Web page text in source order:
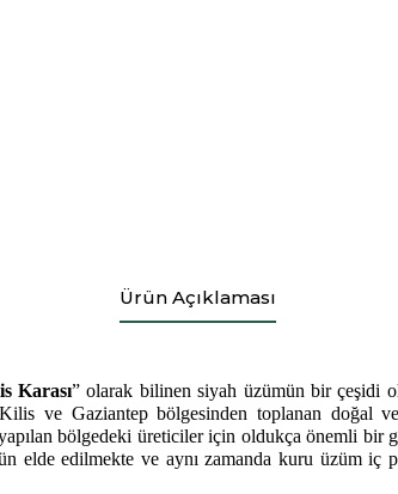
Ürün Açıklaması
Karası” olarak bilinen siyah üzümün bir çeşidi
ve Gaziantep bölgesinden toplanan doğal
bölgedeki üreticiler için oldukça önemli bir
elde edilmekte ve aynı zamanda kuru üzüm iç